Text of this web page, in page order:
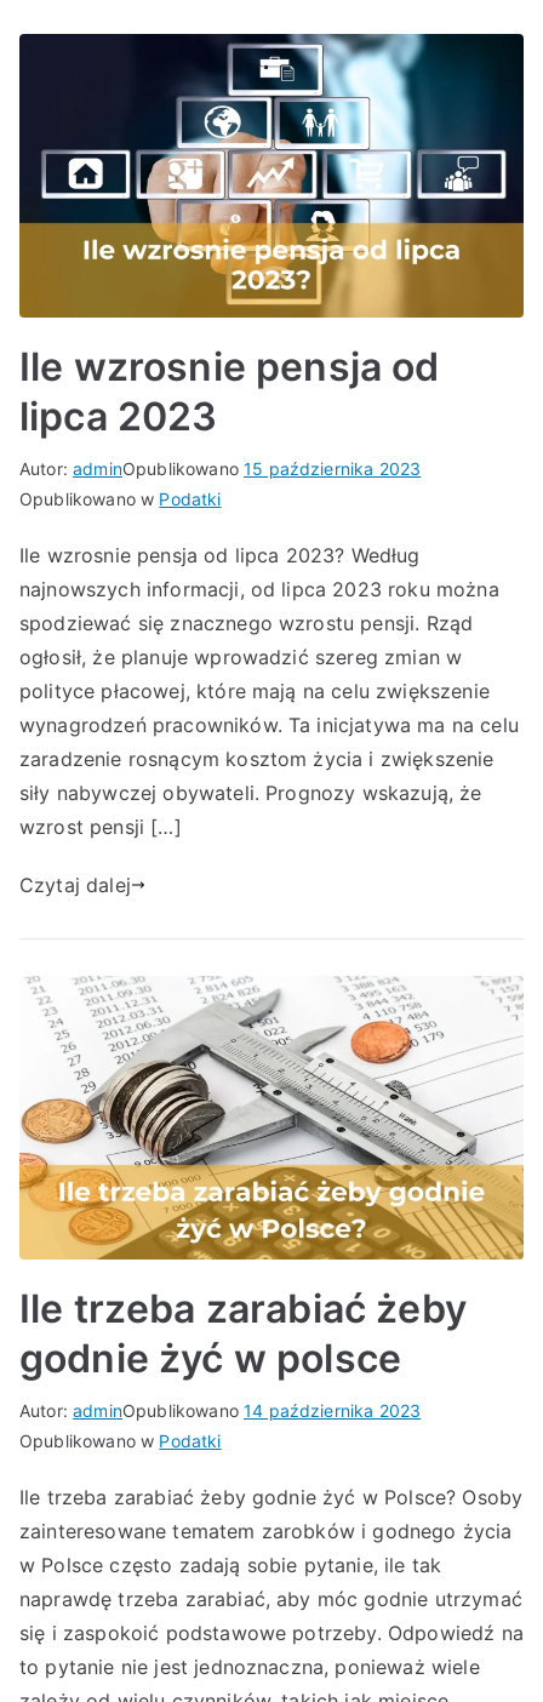
Ile wzrosnie pensja od
lipca 2023
Autor:adminOpublikowano15 października 2023
Opublikowano w Podatki
Ile wzrosnie pensja od lipca 2023? Według
najnowszych informacji, od lipca 2023 roku można
spodziewać się znacznego wzrostu pensji. Rząd
ogłosił, że planuje wprowadzić szereg zmian w
polityce płacowej, które mają na celu zwiększenie
wynagrodzeń pracowników. Ta inicjatywa ma na celu
zaradzenie rosnącym kosztom życia i zwiększenie
siły nabywczej obywateli. Prognozy wskazują, że
wzrost pensji […]
Czytaj dalej
Ile trzeba zarabiać żeby
godnie żyć w polsce
Autor:adminOpublikowano14 października 2023
Opublikowano w Podatki
Ile trzeba zarabiać żeby godnie żyć w Polsce? Osoby
zainteresowane tematem zarobków i godnego życia
w Polsce często zadają sobie pytanie, ile tak
naprawdę trzeba zarabiać, aby móc godnie utrzymać
się i zaspokoić podstawowe potrzeby. Odpowiedź na
to pytanie nie jest jednoznaczna, ponieważ wiele